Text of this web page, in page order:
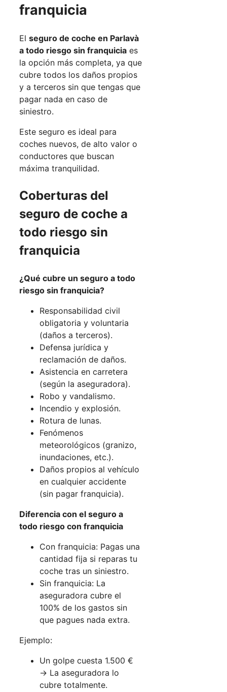
franquicia
El seguro de coche en Parlavà
a todo riesgo sin franquicia es
la opción más completa, ya que
cubre todos los daños propios
y a terceros sin que tengas que
pagar nada en caso de
siniestro.
Este seguro es ideal para
coches nuevos, de alto valor o
conductores que buscan
máxima tranquilidad.
Coberturas del
seguro de coche a
todo riesgo sin
franquicia
¿Qué cubre un seguro a todo
riesgo sin franquicia?
Responsabilidad civil
obligatoria y voluntaria
(daños a terceros).
Defensa jurídica y
reclamación de daños.
Asistencia en carretera
(según la aseguradora).
Robo y vandalismo.
Incendio y explosión.
Rotura de lunas.
Fenómenos
meteorológicos (granizo,
inundaciones, etc.).
Daños propios al vehículo
en cualquier accidente
(sin pagar franquicia).
Diferencia con el seguro a
todo riesgo con franquicia
Con franquicia: Pagas una
cantidad fija si reparas tu
coche tras un siniestro.
Sin franquicia: La
aseguradora cubre el
100% de los gastos sin
que pagues nada extra.
Ejemplo:
Un golpe cuesta 1.500 €
→ La aseguradora lo
cubre totalmente.